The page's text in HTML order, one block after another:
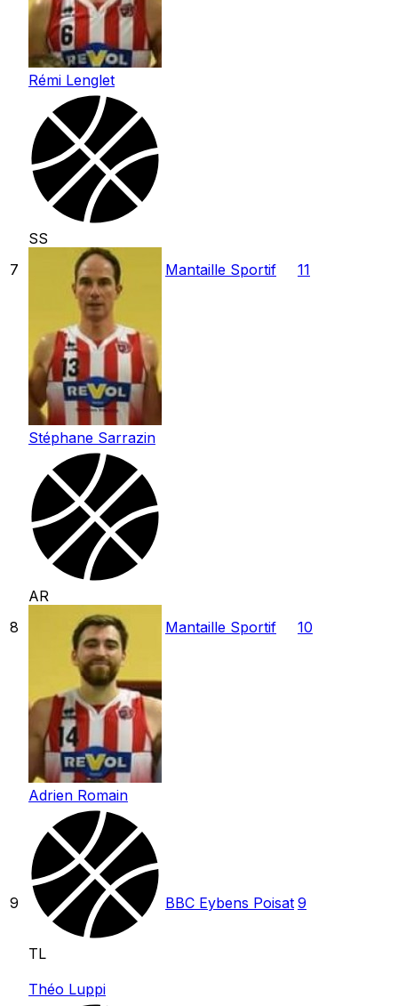
Rémi Lenglet
7
SS
Stéphane Sarrazin
Mantaille Sportif 11
8
AR
Adrien Romain
Mantaille Sportif 10
9
TL
Théo Luppi
BBC Eybens Poisat 9